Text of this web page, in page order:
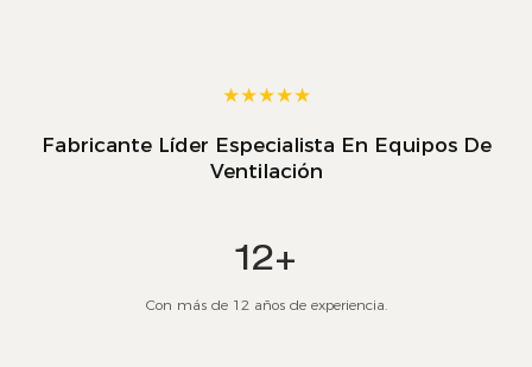
★★★★★
Fabricante Líder Especialista En Equipos De
Ventilación
12+
Con más de 12 años de experiencia.